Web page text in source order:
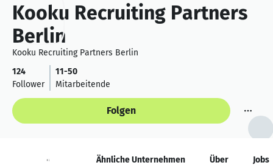
Kooku Recruiting Partners
Berlin
Kooku Recruiting Partners Berlin
124
Follower
11-50
Mitarbeitende
Folgen
Neuigkeiten Ähnliche Unternehmen Über Jobs